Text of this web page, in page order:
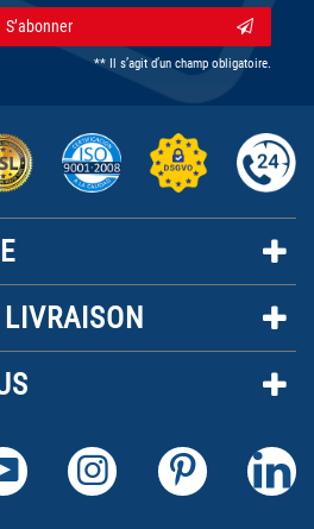
S’abonner
** Il s’agit d’un champ obligatoire.